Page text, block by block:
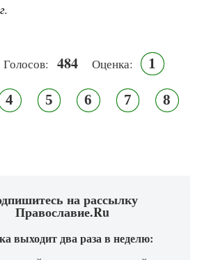
Голосов: 484 Оценка: 1
4 5 6 7 8
на рассылку
Православие.Ru
выходит два раза в неделю: